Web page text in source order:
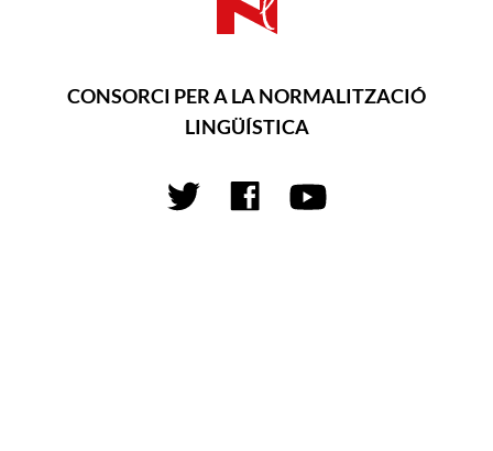
CONSORCI PER A LA NORMALITZACIÓ
LINGÜÍSTICA